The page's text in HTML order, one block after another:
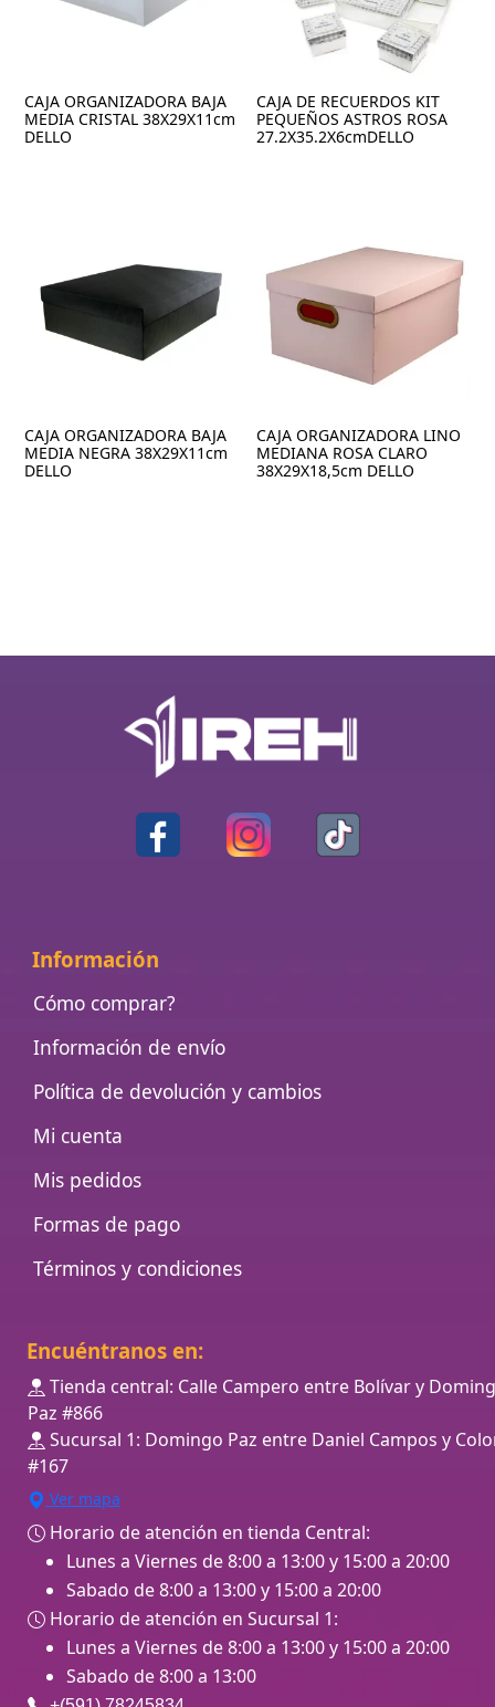
CAJA ORGANIZADORA BAJA
MEDIA CRISTAL 38X29X11cm
DELLO
CAJA DE RECUERDOS KIT
PEQUEÑOS ASTROS ROSA
27.2X35.2X6cmDELLO
CAJA ORGANIZADORA BAJA
MEDIA NEGRA 38X29X11cm
DELLO
CAJA ORGANIZADORA LINO
MEDIANA ROSA CLARO
38X29X18,5cm DELLO
Información
Cómo comprar?
Información de envío
Política de devolución y cambios
Mi cuenta
Mis pedidos
Formas de pago
Términos y condiciones
Encuéntranos en:
Tienda central: Calle Campero entre Bolívar y
Paz #866
Sucursal 1: Domingo Paz entre Daniel Campos y
#167
Ver mapa
Horario de atención en tienda Central:
Lunes a Viernes de 8:00 a 13:00 y 15:00 a 20:00
Sabado de 8:00 a 13:00 y 15:00 a 20:00
Horario de atención en Sucursal 1:
Lunes a Viernes de 8:00 a 13:00 y 15:00 a 20:00
Sabado de 8:00 a 13:00